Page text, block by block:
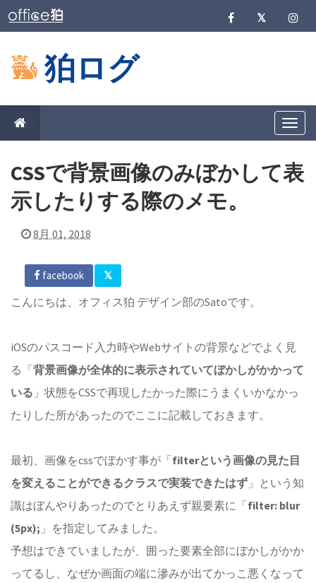
狛ログ
T
o
g
l
e
CSSで背景画像のみぼかして表
示したりする際のメモ。
8月 01, 2018
facebook
こんにちは、オフィス狛 デザイン部のSatoです。
iOSのパスコード入力時やWebサイトの背景などでよく見
る「背景画像が全体的に表示されていてぼかしがかかって
いる 」状態をCSSで再現したかった際にうまくいかなかっ
たりした所があったのでここに記載しておきます。
最初、画像をcssでぼかす事が「filterという画像の見た目
を変えることができるクラスで実装できたはず 」という知
識はぼんやりあったのでとりあえず親要素に「filter: blur
(5px); 」を指定してみました。
予想はできていましたが、囲った要素全部にぼかしがかか
ってるし、なぜか画面の端に滲みが出てかっこ悪くなって